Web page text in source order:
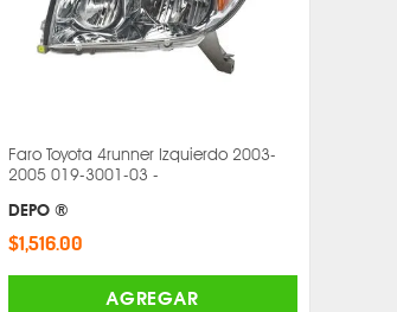
Faro Toyota 4runner Izquierdo 2003-
2005 019-3001-03 -
DEPO ®
$1,516.00
AGREGAR